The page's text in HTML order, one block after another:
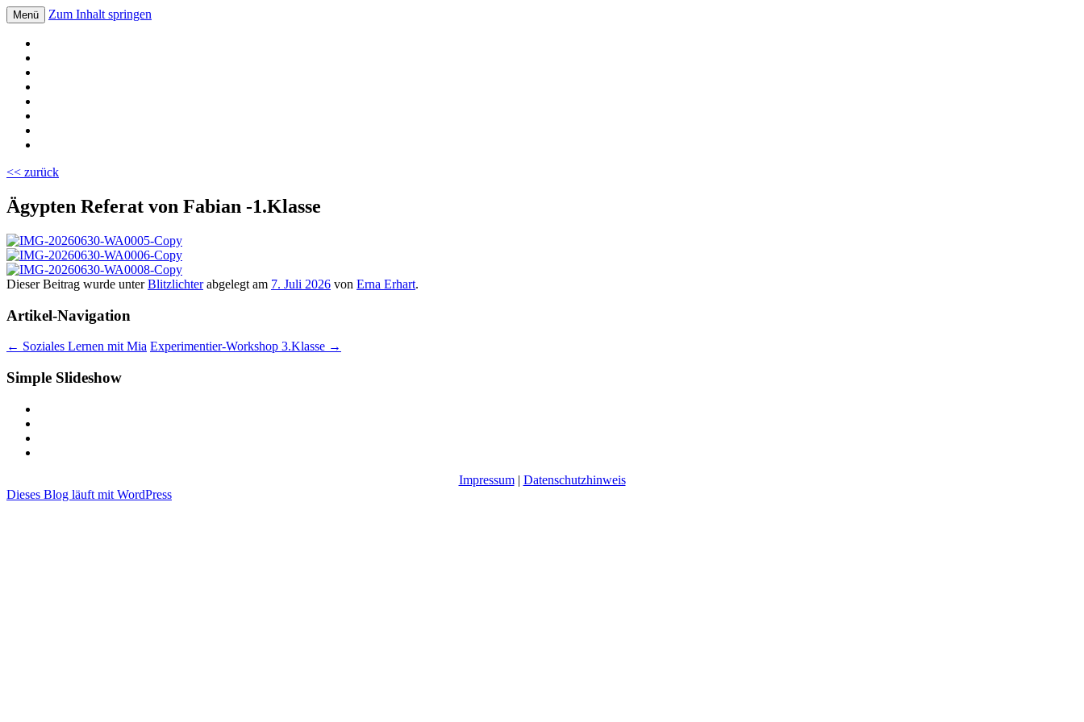
Volksschule Bad Blumau
Menü Zum Inhalt springen
<< zurück
Ägypten Referat von Fabian -1.Klasse
Dieser Beitrag wurde unterBlitzlichterabgelegt am 7. Juli 2026 von Erna Erhart.
Artikel-Navigation
← Soziales Lernen mit Mia Experimentier-Workshop 3.Klasse →
Simple Slideshow
Impressum| Datenschutzhinweis
Dieses Blog läuft mit WordPress